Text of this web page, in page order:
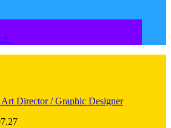
Director / Graphic Designer